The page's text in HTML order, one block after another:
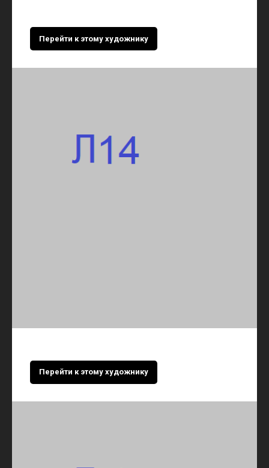
Перейти к этому художнику
Перейти к этому художнику